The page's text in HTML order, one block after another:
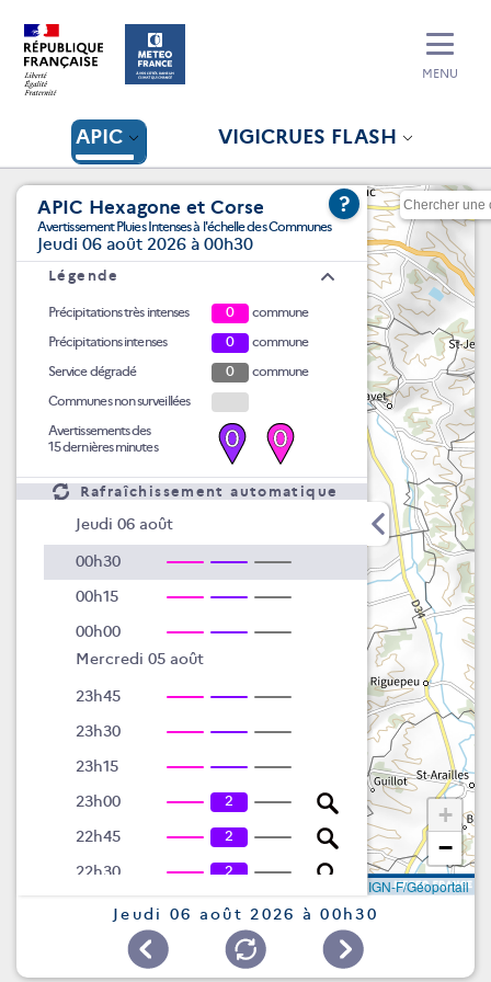
APIC VIGICRUES FLASH
MENU
APIC Hexagone et Corse
Avertissement Pluies Intenses à l'échelle des Communes
Jeudi 06 août 2026 à 00h30
?
Légende
Précipitations très intenses 0
commune
Précipitations intenses
0
commune
Service dégradé
0
commune
Communes non surveillées
Avertissements des
15 dernières minutes
0 0
Rafraîchissement automatique
Jeudi 06 août
00h30
00h15
00h00
Mercredi 05 août
23h45
23h30
23h15
23h00
2
22h45 2
22h30 2
22h15 2
2
21h45 2
+
−
IGN-F/Géoportail
Jeudi 06 août 2026 à 00h30